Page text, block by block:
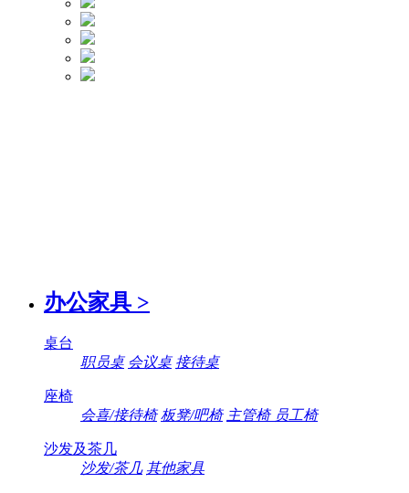
办公家具 >
桌台
职员桌 会议桌 接待桌
座椅
会喜/接待椅 板凳/吧椅 主管椅 员工椅
沙发及茶几
沙发/茶几 其他家具